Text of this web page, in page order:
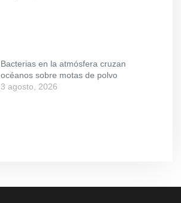
Bacterias en la atmósfera cruzan
océanos sobre motas de polvo
3 agosto, 2026